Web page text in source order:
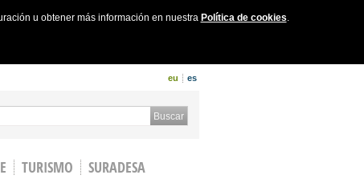
u obtener más información en nuestra Política de cookies.
eu es
form
TURISMO
SURADESA